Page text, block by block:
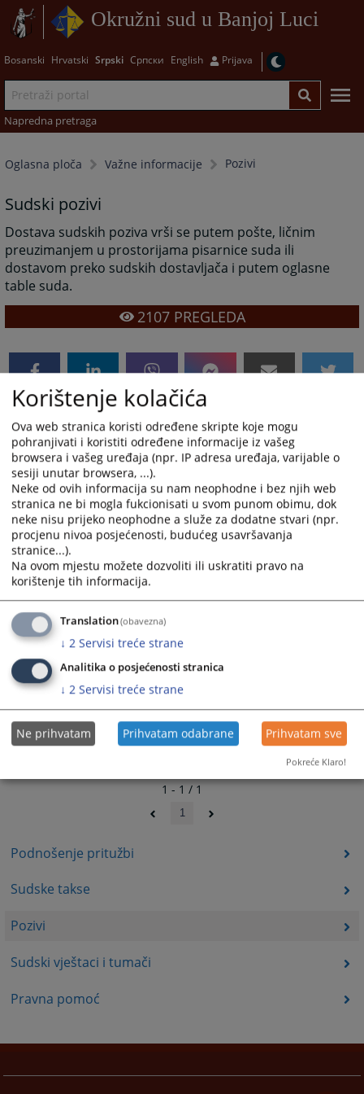
Okružni sud u Banjoj Luci
Bosanski Hrvatski Srpski Српски English Prijava
Napredna pretraga
Oglasna ploča Važne informacije Pozivi
Podnošenje pritužbi
Sudske takse
Pozivi
Sudski vještaci i tumači
Pravna pomoć
Sudski pozivi
Dostava sudskih poziva vrši se putem pošte, ličnim
preuzimanjem u prostorijama pisarnice suda ili
dostavom preko sudskih dostavljača i putem oglasne
table suda.
2107PREGLEDA
1 - 1 / 1
1
Korištenje kolačića
Ova web stranica koristi određene skripte koje mogu
pohranjivati i koristiti određene informacije iz vašeg
browsera i vašeg uređaja (npr. IP adresa uređaja, varijable o
sesiji unutar browsera, ...).
Neke od ovih informacija su nam neophodne i bez njih web
stranica ne bi mogla fukcionisati u svom punom obimu, dok
neke nisu prijeko neophodne a služe za dodatne stvari (npr.
procjenu nivoa posjećenosti, budućeg usavršavanja
stranice...).
Na ovom mjestu možete dozvoliti ili uskratiti pravo na
korištenje tih informacija.
Translation(obavezna)
↓ 2 Servisi treće strane
Analitika o posjećenosti stranica
↓ 2 Servisi treće strane
Ne prihvatam Prihvatam odabrane Prihvatam sve
Pokreće Klaro!